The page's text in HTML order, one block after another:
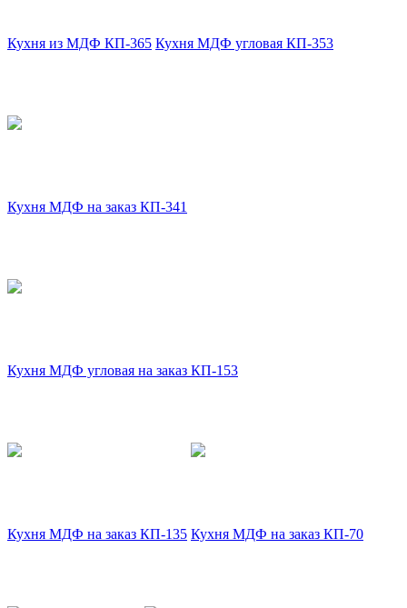
Кухня из МДФ КП-365 Кухня МДФ угловая КП-353
Кухня МДФ на заказ КП-341
Кухня МДФ угловая на заказ КП-153
Кухня МДФ на заказ КП-135 Кухня МДФ на заказ КП-70